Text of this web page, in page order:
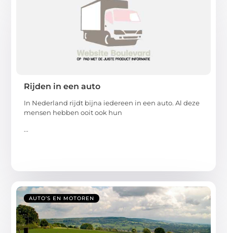
Rijden in een auto
In Nederland rijdt bijna iedereen in een auto. Al deze
mensen hebben ooit ook hun
...
AUTO’S EN MOTOREN